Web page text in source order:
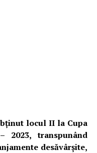
locul II la Cupa
transpunând
desăvârșite,